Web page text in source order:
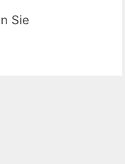
Sie